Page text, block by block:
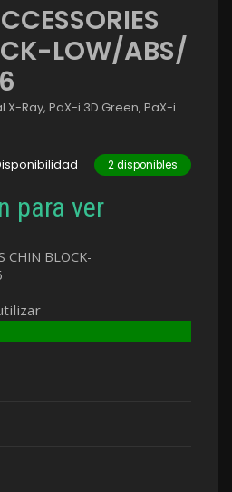
LOW/ABS/
X-Ray, PaX-i 3D Green, PaX-i
2 disponibles
para ver
CHIN BLOCK-